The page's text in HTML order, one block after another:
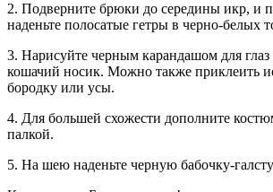
2. Подверните брюки до середины икр, и
наденьте полосатые гетры в черно-белых
3. Нарисуйте черным карандашом для
кошачий носик. Можно также приклеить
бородку или усы.
4. Для большей схожести дополните
палкой.
5. На шею наденьте черную бабочку-